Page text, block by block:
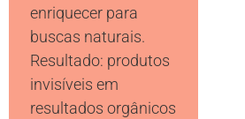
enriquecer para
buscas naturais.
Resultado: produtos
invisíveis em
resultados orgânicos